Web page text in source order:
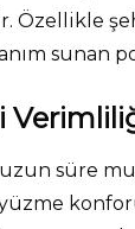
Özellikle
sunan
uzun süre